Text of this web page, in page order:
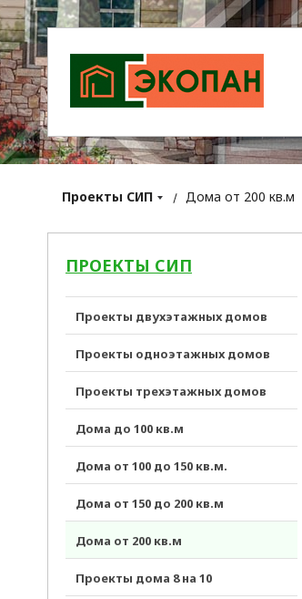
Проекты СИП Дома от 200 кв.м
ПРОЕКТЫ СИП
Проекты двухэтажных домов
Проекты одноэтажных домов
Проекты трехэтажных домов
Дома до 100 кв.м
Дома от 100 до 150 кв.м.
Дома от 150 до 200 кв.м
Дома от 200 кв.м
Проекты дома 8 на 10